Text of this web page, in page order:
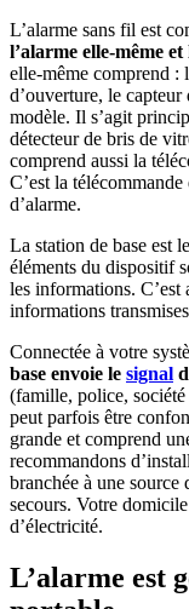
L’alarme sans fil est
l’alarme elle-même
elle-même comprend :
d’ouverture, le capteur
modèle. Il s’agit
détecteur de bris de
comprend aussi la
C’est la
d’alarme.
La station de base est
éléments du dispositif
les informations. C’est
informations
Connectée à votre
base envoie le signal
(famille, police,
peut parfois être
grande et comprend
recommandons
branchée à une source
secours. Votre
d’électricité.
L’alarme est